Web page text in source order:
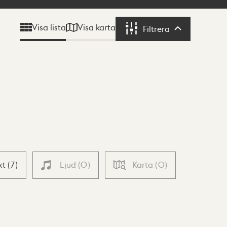
Visa lista Visa karta Filtrera Filtrera
(7) Ljud (0) Karta (0)